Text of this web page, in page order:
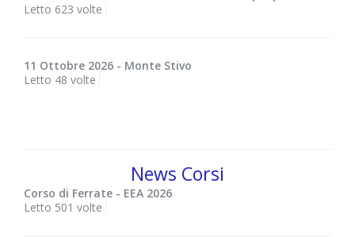
Letto 623 volte
11 Ottobre 2026 - Monte Stivo
Letto 48 volte
News Corsi
Corso di Ferrate - EEA 2026
Letto 501 volte